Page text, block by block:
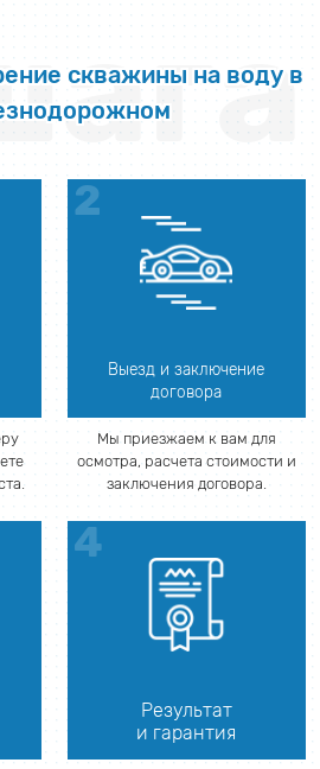
скважины на воду в
Выезд и заключение
договора
Мы приезжаем к вам для
осмотра, расчета стоимости и
заключения договора.
Результат
и гарантия